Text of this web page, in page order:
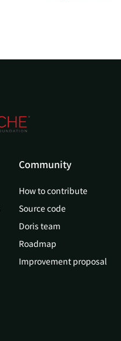
Community
How to contribute
Source code
Doris team
Roadmap
Improvement proposal